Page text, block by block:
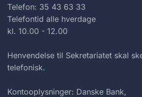
Telefon: 35 43 63 33
Telefontid alle hverdage
kl. 10.00 - 12.00
Henvendelse til Sekretariatet skal
telefonisk.
Kontooplysninger: Danske Bank,